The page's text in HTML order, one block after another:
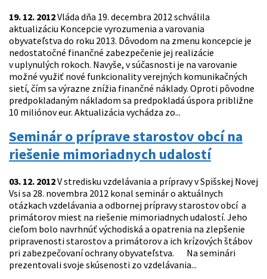
19. 12. 2012Vláda dňa 19. decembra 2012 schválila
aktualizáciu Koncepcie vyrozumenia a varovania
obyvateľstva do roku 2013. Dôvodom na zmenu koncepcie je
nedostatočné finančné zabezpečenie jej realizácie
v uplynulých rokoch. Navyše, v súčasnosti je na varovanie
možné využiť nové funkcionality verejných komunikačných
sietí, čím sa výrazne znížia finančné náklady. Oproti pôvodne
predpokladaným nákladom sa predpokladá úspora približne
10 miliónov eur. Aktualizácia vychádza zo...
Seminár o príprave starostov obcí na
riešenie mimoriadnych udalostí
03. 12. 2012V stredisku vzdelávania a prípravy v Spišskej Novej
Vsi sa 28. novembra 2012 konal seminár o aktuálnych
otázkach vzdelávania a odbornej prípravy starostov obcí a
primátorov miest na riešenie mimoriadnych udalostí. Jeho
cieľom bolo navrhnúť východiská a opatrenia na zlepšenie
pripravenosti starostov a primátorov a ich krízových štábov
pri zabezpečovaní ochrany obyvateľstva. Na seminári
prezentovali svoje skúsenosti zo vzdelávania...